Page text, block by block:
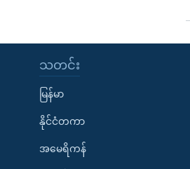
သတင်း
မြန်မာ
နိုင်ငံတကာ
အမေရိကန်